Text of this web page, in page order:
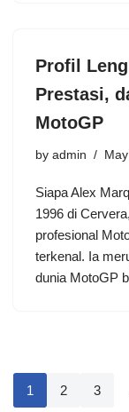
Profil
Prestasi,
MotoGP
by admin
Siapa Alex
1996 di
profesional
terkenal. Ia
dunia MotoGP
1 2 3